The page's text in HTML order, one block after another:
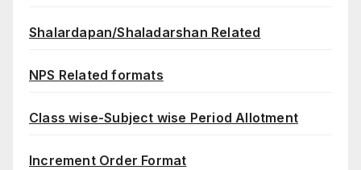
Shalardapan/Shaladarshan Related
NPS Related formats
Class wise-Subject wise Period Allotment
Increment Order Format